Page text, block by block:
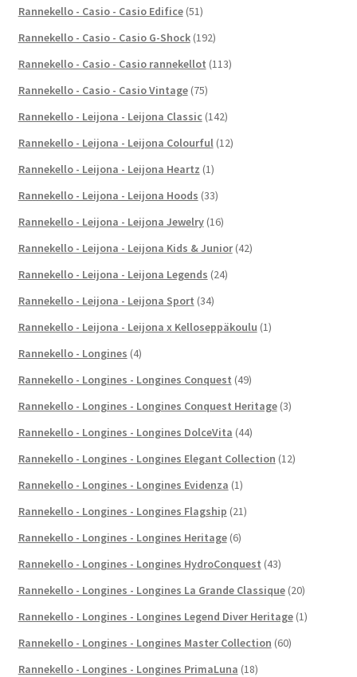
Rannekello - Casio - Casio Edifice (51)
Rannekello - Casio - Casio G-Shock (192)
Rannekello - Casio - Casio rannekellot (113)
Rannekello - Casio - Casio Vintage (75)
Rannekello - Leijona - Leijona Classic (142)
Rannekello - Leijona - Leijona Colourful (12)
Rannekello - Leijona - Leijona Heartz (1)
Rannekello - Leijona - Leijona Hoods (33)
Rannekello - Leijona - Leijona Jewelry (16)
Rannekello - Leijona - Leijona Kids & Junior (42)
Rannekello - Leijona - Leijona Legends (24)
Rannekello - Leijona - Leijona Sport (34)
Rannekello - Leijona - Leijona x Kelloseppäkoulu (1)
Rannekello - Longines (4)
Rannekello - Longines - Longines Conquest (49)
Rannekello - Longines - Longines Conquest Heritage (3)
Rannekello - Longines - Longines DolceVita (44)
Rannekello - Longines - Longines Elegant Collection (12)
Rannekello - Longines - Longines Evidenza (1)
Rannekello - Longines - Longines Flagship (21)
Rannekello - Longines - Longines Heritage (6)
Rannekello - Longines - Longines HydroConquest (43)
Rannekello - Longines - Longines La Grande Classique (20)
Rannekello - Longines - Longines Legend Diver Heritage (1)
Rannekello - Longines - Longines Master Collection (60)
Rannekello - Longines - Longines PrimaLuna (18)